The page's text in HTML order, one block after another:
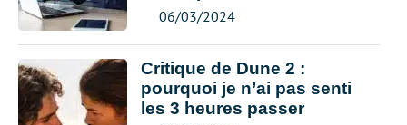
06/03/2024
Critique de Dune 2 :
pourquoi je n’ai pas senti
les 3 heures passer